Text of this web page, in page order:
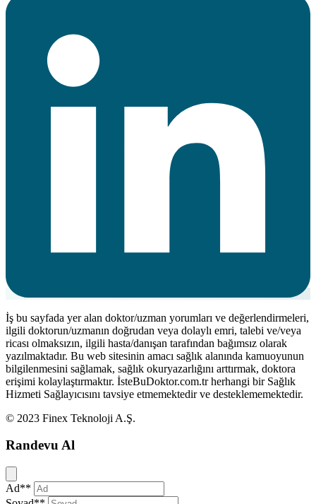
İş bu sayfada yer alan doktor/uzman yorumları ve değerlendirmeleri,
ilgili doktorun/uzmanın doğrudan veya dolaylı emri, talebi ve/veya
ricası olmaksızın, ilgili hasta/danışan tarafından bağımsız olarak
yazılmaktadır. Bu web sitesinin amacı sağlık alanında kamuoyunun
bilgilenmesini sağlamak, sağlık okuryazarlığını arttırmak, doktora
erişimi kolaylaştırmaktır. İsteBuDoktor.com.tr herhangi bir Sağlık
Hizmeti Sağlayıcısını tavsiye etmemektedir ve desteklememektedir.
© 2023 Finex Teknoloji A.Ş.
Randevu Al
Kapat
Ad**